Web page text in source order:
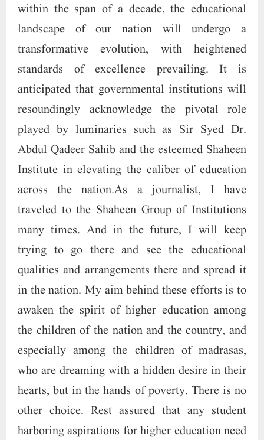
within the span of a decade, the educational
landscape of our nation will undergo a
transformative evolution, with heightened
standards of excellence prevailing. It is
anticipated that governmental institutions will
resoundingly acknowledge the pivotal role
played by luminaries such as Sir Syed Dr.
Abdul Qadeer Sahib and the esteemed Shaheen
Institute in elevating the caliber of education
across the nation.As a journalist, I have
traveled to the Shaheen Group of Institutions
many times. And in the future, I will keep
trying to go there and see the educational
qualities and arrangements there and spread it
in the nation. My aim behind these efforts is to
awaken the spirit of higher education among
the children of the nation and the country, and
especially among the children of madrasas,
who are dreaming with a hidden desire in their
hearts, but in the hands of poverty. There is no
other choice. Rest assured that any student
harboring aspirations for higher education need